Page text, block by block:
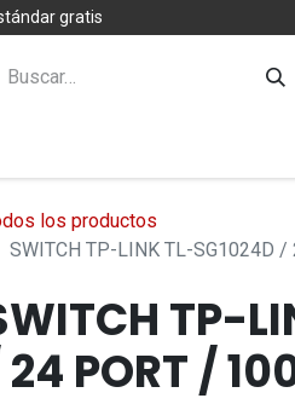
gratis
los productos
SWITCH TP-LINK TL-SG1024D
TP-
PORT /